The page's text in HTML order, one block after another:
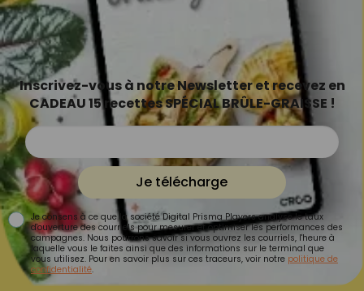
Inscrivez-vous à notre Newsletter et recevez en
CADEAU 15 recettes SPÉCIAL BRÛLE-GRAISSE !
Je télécharge
Je consens à ce que la société Digital Prisma Players analyse le taux
d'ouverture des courriels pour mesurer et optimiser les performances des
campagnes. Nous pourrons savoir si vous ouvrez les courriels, l'heure à
laquelle vous le faites ainsi que des informations sur le terminal que
vous utilisez. Pour en savoir plus sur ces traceurs, voir notre politique de
confidentialité.